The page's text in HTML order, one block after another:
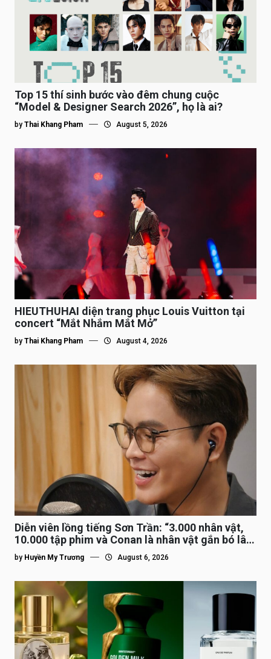
Top 15 thí sinh bước vào đêm chung cuộc
“Model & Designer Search 2026”, họ là ai?
by Thai Khang Pham August 5, 2026
HIEUTHUHAI diện trang phục Louis Vuitton tại
concert “Mắt Nhắm Mắt Mở”
by Thai Khang Pham August 4, 2026
Diễn viên lồng tiếng Sơn Trần: “3.000 nhân vật,
10.000 tập phim và Conan là nhân vật gắn bó lâu
nhất”
by Huyền My Trương August 6, 2026